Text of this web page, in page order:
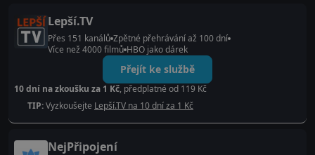
Lepší.TV
Přes 151 kanálů Zpětné přehrávání až 100 dní
Více než 4000 filmů HBO jako dárek
Přejít ke službě
10 dní na zkoušku za 1 Kč, předplatné od 119 Kč
TIP:Vyzkoušejte Lepší.TV na 10 dní za 1 Kč
NejPřipojení